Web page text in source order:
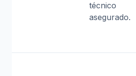
técnico
asegurado.